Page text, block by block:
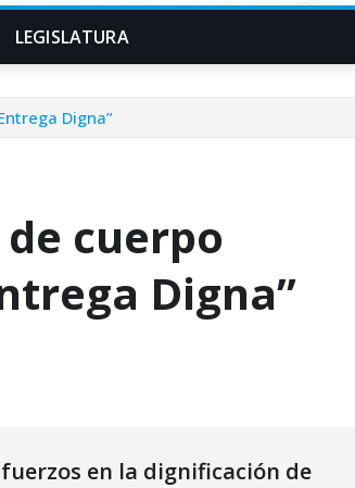
LEGISLATURA
Digna”
cuerpo
Digna”
en la dignificación de